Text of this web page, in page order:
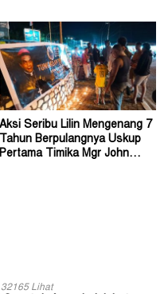
Aksi Seribu Lilin Mengenang 7
Tahun Berpulangnya Uskup
Pertama Timika Mgr John
32165 Lihat